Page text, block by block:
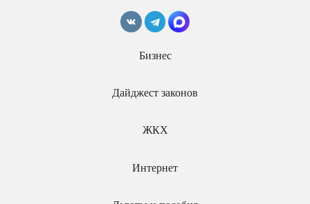
миграционного учёта в
коров и кур, не нужна
Бизнес
Дайджест законов
ЖКХ
Интернет